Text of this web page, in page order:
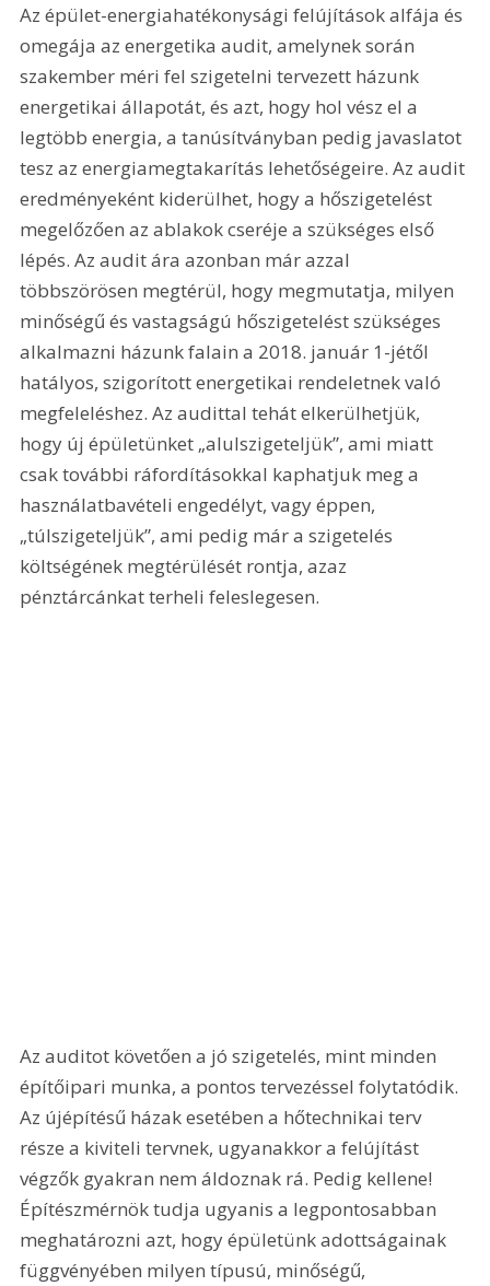
Az épület-energiahatékonysági felújítások alfája és
omegája az energetika audit, amelynek során
szakember méri fel szigetelni tervezett házunk
energetikai állapotát, és azt, hogy hol vész el a
legtöbb energia, a tanúsítványban pedig javaslatot
tesz az energiamegtakarítás lehetőségeire. Az audit
eredményeként kiderülhet, hogy a hőszigetelést
megelőzően az ablakok cseréje a szükséges első
lépés. Az audit ára azonban már azzal
többszörösen megtérül, hogy megmutatja, milyen
minőségű és vastagságú hőszigetelést szükséges
alkalmazni házunk falain a 2018. január 1-jétől
hatályos, szigorított energetikai rendeletnek való
megfeleléshez. Az audittal tehát elkerülhetjük,
hogy új épületünket „alulszigeteljük”, ami miatt
csak további ráfordításokkal kaphatjuk meg a
használatbavételi engedélyt, vagy éppen,
„túlszigeteljük”, ami pedig már a szigetelés
költségének megtérülését rontja, azaz
pénztárcánkat terheli feleslegesen.
Az auditot követően a jó szigetelés, mint minden
építőipari munka, a pontos tervezéssel folytatódik.
Az újépítésű házak esetében a hőtechnikai terv
része a kiviteli tervnek, ugyanakkor a felújítást
végzők gyakran nem áldoznak rá. Pedig kellene!
Építészmérnök tudja ugyanis a legpontosabban
meghatározni azt, hogy épületünk adottságainak
függvényében milyen típusú, minőségű,